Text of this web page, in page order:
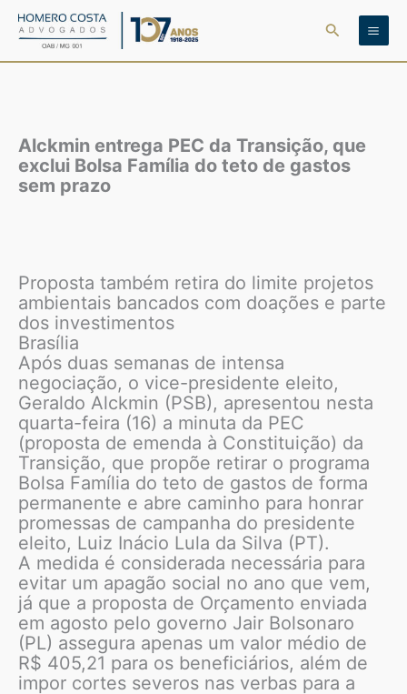
para
Pesquisar
Alckmin entrega PEC da Transição, que
exclui Bolsa Família do teto de gastos
sem prazo
Proposta também retira do limite projetos
ambientais bancados com doações e parte
dos investimentos
Brasília
Após duas semanas de intensa
negociação, o vice-presidente eleito,
Geraldo Alckmin (PSB), apresentou nesta
quarta-feira (16) a minuta da PEC
(proposta de emenda à Constituição) da
Transição, que propõe retirar o programa
Bolsa Família do teto de gastos de forma
permanente e abre caminho para honrar
promessas de campanha do presidente
eleito, Luiz Inácio Lula da Silva (PT).
A medida é considerada necessária para
evitar um apagão social no ano que vem,
já que a proposta de Orçamento enviada
em agosto pelo governo Jair Bolsonaro
(PL) assegura apenas um valor médio de
R$ 405,21 para os beneficiários, além de
impor cortes severos nas verbas para a